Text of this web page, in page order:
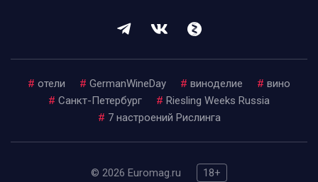
# отели # GermanWineDay # виноделие # вино
# Санкт-Петербург # Riesling Weeks Russia
# 7 настроений Рислинга
© 2026 Euromag.ru
18+